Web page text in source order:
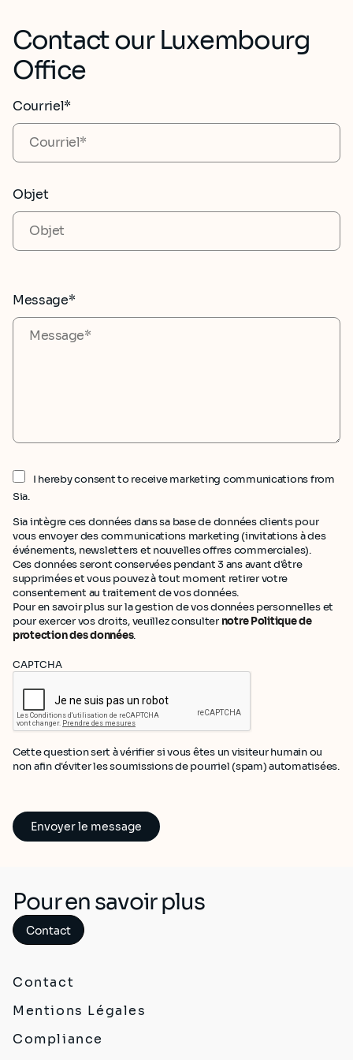
Contact our Luxembourg
Office
Courriel*
Objet
Message*
I hereby consent to receive marketing communications from
Sia.
Sia intègre ces données dans sa base de données clients pour
vous envoyer des communications marketing (invitations à des
événements, newsletters et nouvelles offres commerciales).
Ces données seront conservées pendant 3 ans avant d'être
supprimées et vous pouvez à tout moment retirer votre
consentement au traitement de vos données.
Pour en savoir plus sur la gestion de vos données personnelles et
pour exercer vos droits, veuillez consulter notre Politique de
protection des données.
CAPTCHA
Cette question sert à vérifier si vous êtes un visiteur humain ou
non afin d'éviter les soumissions de pourriel (spam) automatisées.
Pour en savoir plus
Contact
Contact
Mentions Légales
Compliance